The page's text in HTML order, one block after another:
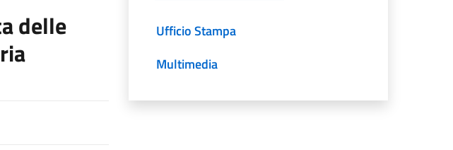
delle
Ufficio Stampa
Multimedia